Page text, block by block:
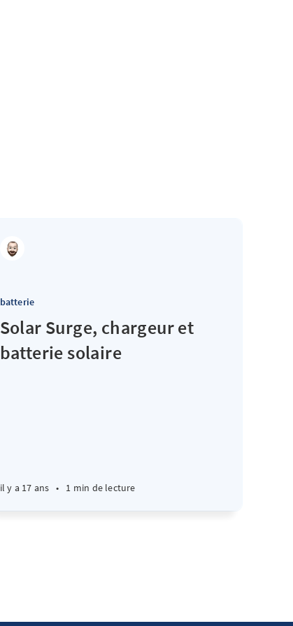
batterie
Solar Surge, chargeur et
batterie solaire
il y a 17 ans • 1 min de lecture